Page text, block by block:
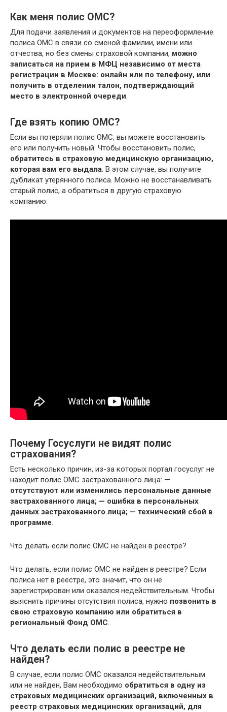
Как меня полис ОМС?
Для подачи заявления и документов на переоформление
полиса ОМС в связи со сменой фамилии, имени или
отчества, но без смены страховой компании, можно
записаться на прием в МФЦ независимо от места
регистрации в Москве: онлайн или по телефону, или
получить в отделении талон, подтверждающий
место в электронной очереди.
Где взять копию ОМС?
Если вы потеряли полис ОМС, вы можете восстановить
его или получить новый. Чтобы восстановить полис,
обратитесь в страховую медицинскую организацию,
которая вам его выдала. В этом случае, вы получите
дубликат утерянного полиса. Можно не восстанавливать
старый полис, а обратиться в другую страховую
компанию.
Почему Госуслуги не видят полис
страхования?
Есть несколько причин, из-за которых портал госуслуг не
находит полис ОМС застрахованного лица: —
отсутствуют или изменились персональные данные
застрахованного лица; — ошибка в персональных
данных застрахованного лица; — технический сбой в
программе.
Что делать если полис ОМС не найден в реестре?
Что делать, если полис ОМС не найден в реестре? Если
полиса нет в реестре, это значит, что он не
зарегистрирован или оказался недействительным. Чтобы
выяснить причины отсутствия полиса, нужно позвонить в
свою страховую компанию или обратиться в
региональный Фонд ОМС.
Что делать если полис в реестре не
найден?
В случае, если полис ОМС оказался недействительным
или не найден, Вам необходимо обратиться в одну из
страховых медицинских организаций, включенных в
реестр страховых медицинских организаций, для